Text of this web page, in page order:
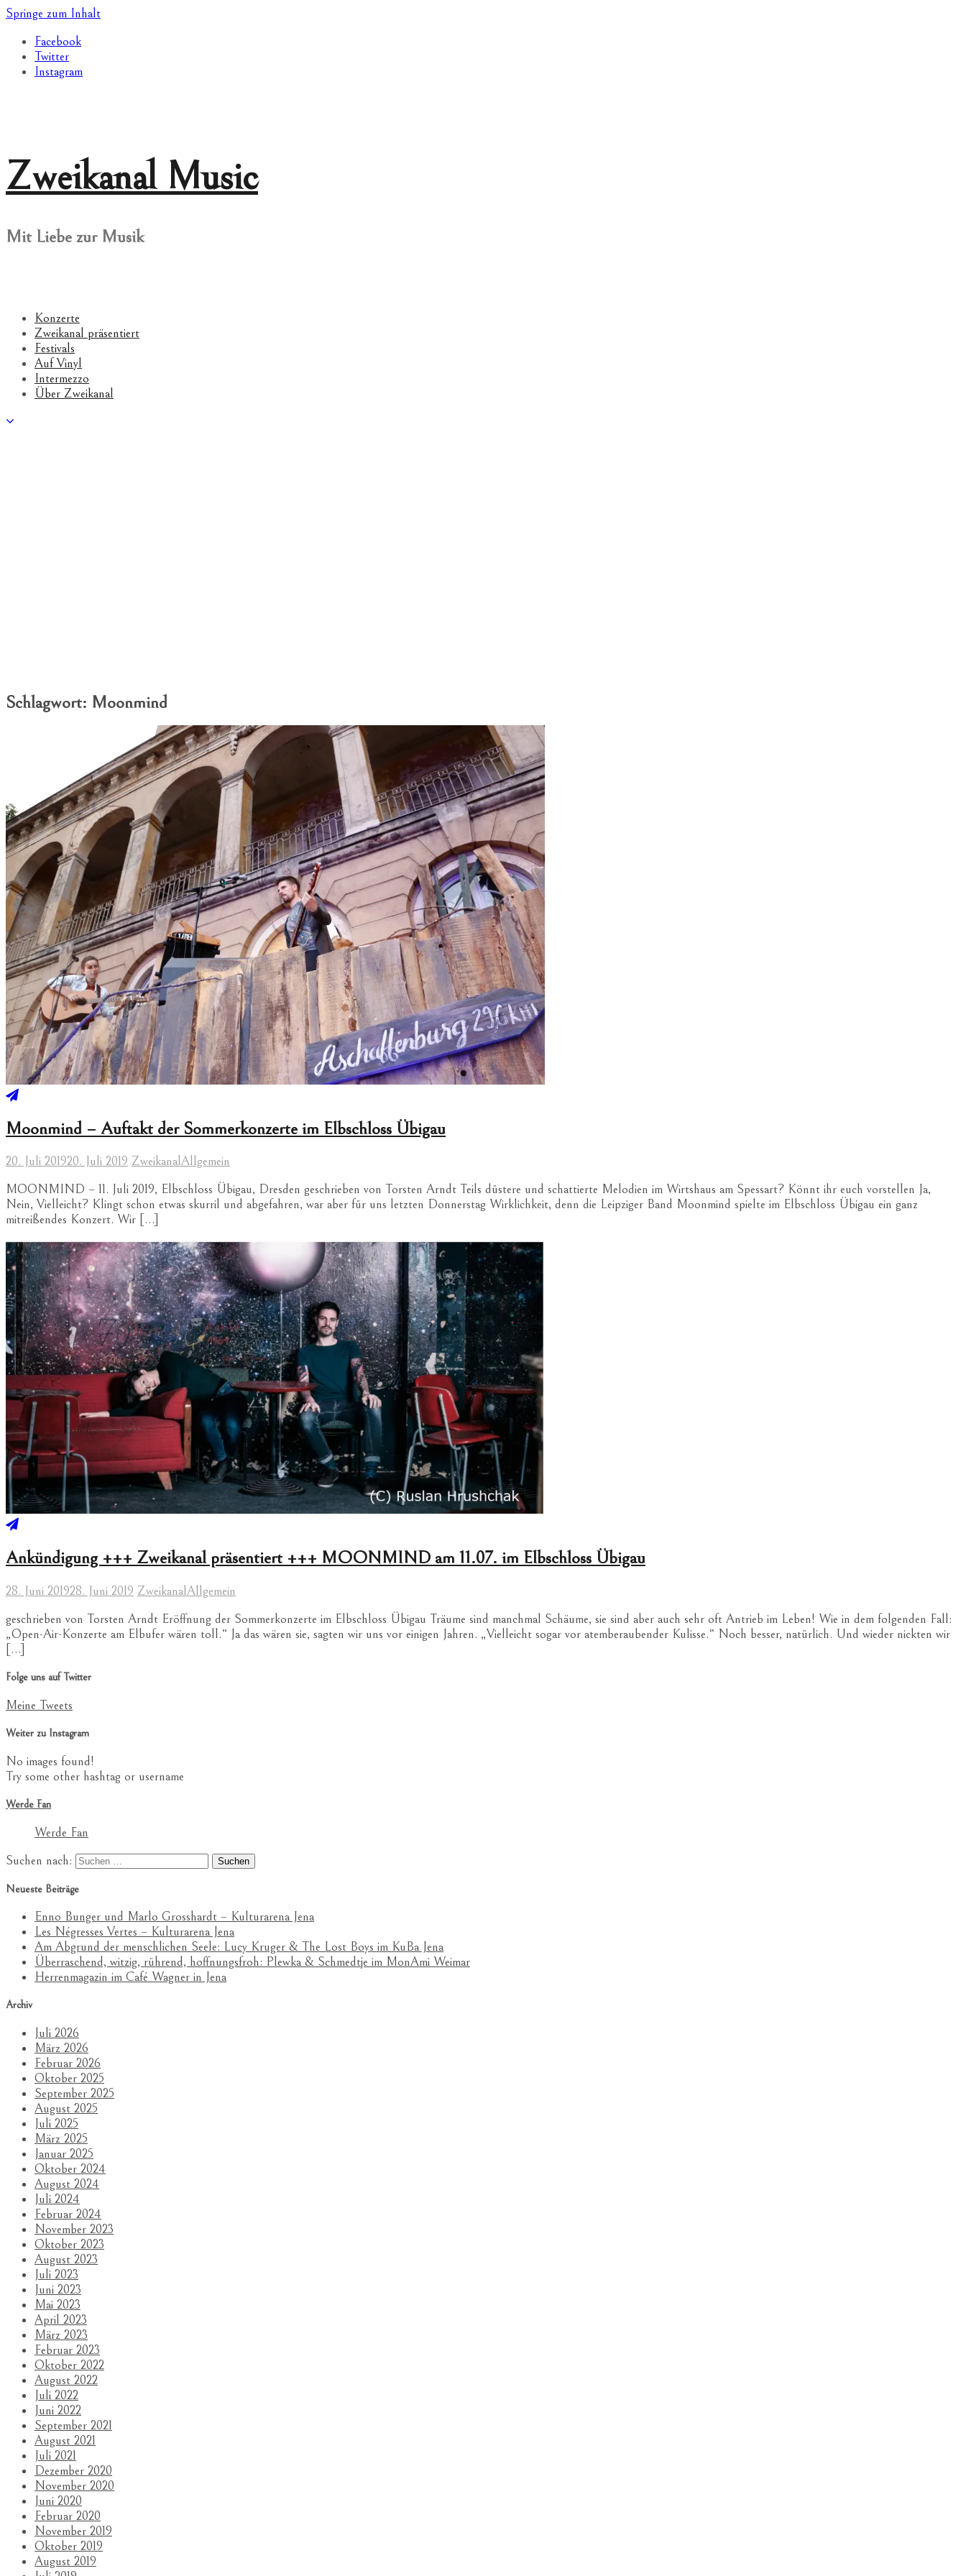
Springe zum Inhalt
Facebook
Twitter
Instagram
Zweikanal Music
Mit Liebe zur Musik
Konzerte
Zweikanal präsentiert
Festivals
Auf Vinyl
Intermezzo
Über Zweikanal
Schlagwort: Moonmind
Moonmind – Auftakt der Sommerkonzerte im Elbschloss Übigau
20. Juli 201920. Juli 2019 ZweikanalAllgemein
MOONMIND – 11. Juli 2019, Elbschloss Übigau, Dresden geschrieben von Torsten Arndt Teils düstere und schattierte Melodien im Wirtshaus am Spessart? Könnt ihr euch vorstellen Ja,
Nein, Vielleicht? Klingt schon etwas skurril und abgefahren, war aber für uns letzten Donnerstag Wirklichkeit, denn die Leipziger Band Moonmind spielte im Elbschloss Übigau ein ganz
mitreißendes Konzert. Wir […]
Ankündigung +++ Zweikanal präsentiert +++ MOONMIND am 11.07. im Elbschloss Übigau
28. Juni 201928. Juni 2019 ZweikanalAllgemein
geschrieben von Torsten Arndt Eröffnung der Sommerkonzerte im Elbschloss Übigau Träume sind manchmal Schäume, sie sind aber auch sehr oft Antrieb im Leben! Wie in dem folgenden Fall:
„Open-Air-Konzerte am Elbufer wären toll.“ Ja das wären sie, sagten wir uns vor einigen Jahren. „Vielleicht sogar vor atemberaubender Kulisse.“ Noch besser, natürlich. Und wieder nickten wir
[…]
Folge uns auf Twitter
Meine Tweets
Weiter zu Instagram
No images found!
Try some other hashtag or username
Werde Fan
Werde Fan
Suchen nach:
Neueste Beiträge
Enno Bunger und Marlo Grosshardt – Kulturarena Jena
Les Négresses Vertes – Kulturarena Jena
Am Abgrund der menschlichen Seele: Lucy Kruger & The Lost Boys im KuBa Jena
Überraschend, witzig, rührend, hoffnungsfroh: Plewka & Schmedtje im MonAmi Weimar
Herrenmagazin im Café Wagner in Jena
Archiv
Juli 2026
März 2026
Februar 2026
Oktober 2025
September 2025
August 2025
Juli 2025
März 2025
Januar 2025
Oktober 2024
August 2024
Juli 2024
Februar 2024
November 2023
Oktober 2023
August 2023
Juli 2023
Juni 2023
Mai 2023
April 2023
März 2023
Februar 2023
Oktober 2022
August 2022
Juli 2022
Juni 2022
September 2021
August 2021
Juli 2021
Dezember 2020
November 2020
Juni 2020
Februar 2020
November 2019
Oktober 2019
August 2019